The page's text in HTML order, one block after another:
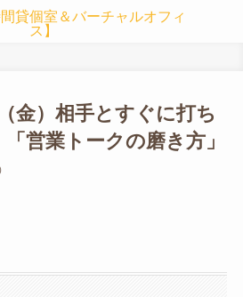
金）相手とすぐに打ち
営業トークの磨き方」